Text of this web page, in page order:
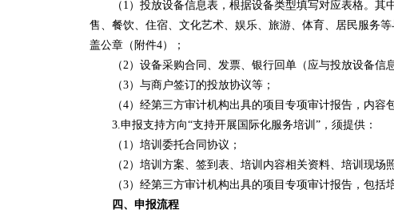
（1）投放设备信息表，根据设备类型填写对应表格。其
售、餐饮、住宿、文化艺术、娱乐、旅游、体育、居民服务
盖公章（附件4）；
（2）设备采购合同、发票、银行回单（应与投放设备信息
（3）与商户签订的投放协议等；
（4）经第三方审计机构出具的项目专项审计报告，内容
3.申报支持方向“支持开展国际化服务培训”，须提供：
（1）培训委托合同协议；
（2）培训方案、签到表、培训内容相关资料、培训现场照
（3）经第三方审计机构出具的项目专项审计报告，包括
四、申报流程